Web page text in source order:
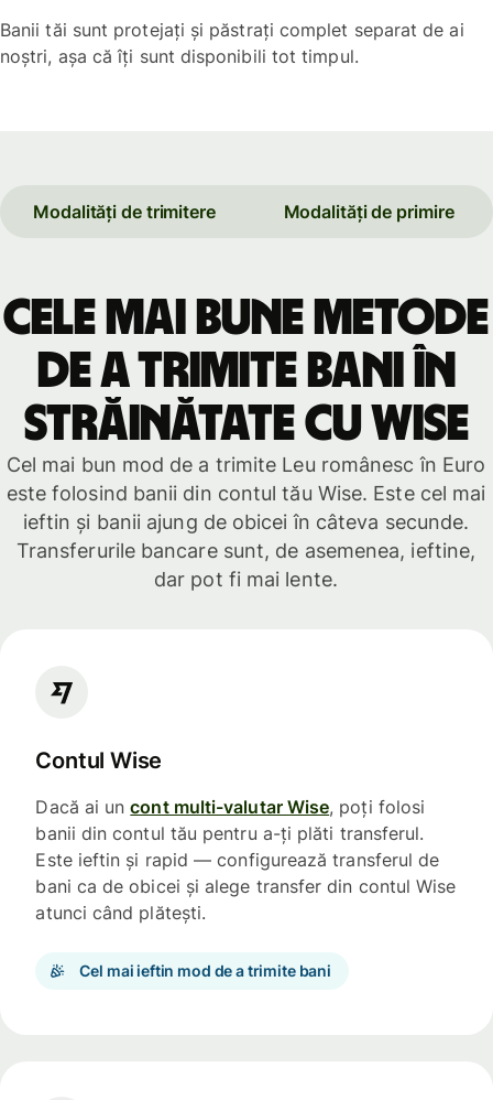
Banii tăi sunt protejați și păstrați complet separat de ai
noștri, așa că îți sunt disponibili tot timpul.
Modalități de trimitere Modalități de primire
Cele mai bune metode
de a trimite bani în
străinătate cu Wise
Cel mai bun mod de a trimite Leu românesc în Euro
este folosind banii din contul tău Wise. Este cel mai
ieftin și banii ajung de obicei în câteva secunde.
Transferurile bancare sunt, de asemenea, ieftine,
dar pot fi mai lente.
Contul Wise
Dacă ai uncont multi-valutar Wise, poți folosi
banii din contul tău pentru a-ți plăti transferul.
Este ieftin și rapid — configurează transferul de
bani ca de obicei și alege transfer din contul Wise
atunci când plătești.
Cel mai ieftin mod de a trimite bani